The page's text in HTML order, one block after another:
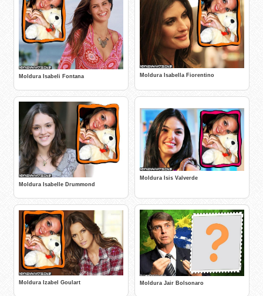
Moldura Isabeli Fontana Moldura Isabella Fiorentino
Moldura Isabelle Drummond
Moldura Isis Valverde
Moldura Izabel Goulart Moldura Jair Bolsonaro